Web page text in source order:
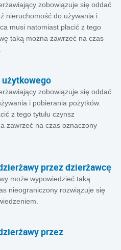
zobowiązuje się oddać
nieruchomość do używania i
musi natomiast płacić z tego
taką można zawrzeć na czas
użytkowego
zobowiązuje się oddać
i pobierania pożytków.
z tego tytułu czynsz
zawrzeć na czas oznaczony
przez dzierżawcę
może wypowiedzieć taką
nieograniczony rozwiązuje się
przez